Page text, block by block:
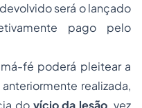
será o lançado
pago pelo
fé poderá pleitear a
realizada,
do vício da lesão, vez